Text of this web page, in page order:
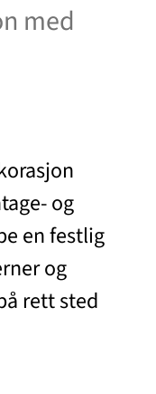
med
og
en festlig
og
rett sted